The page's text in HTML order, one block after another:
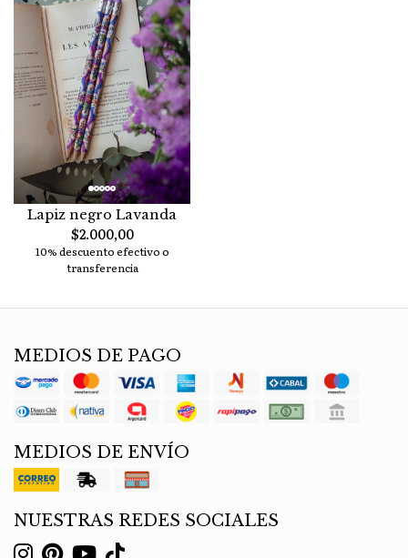
Lapiz negro Lavanda
$2.000,00
10% descuento efectivo o
transferencia
MEDIOS DE PAGO
MEDIOS DE ENVÍO
NUESTRAS REDES SOCIALES